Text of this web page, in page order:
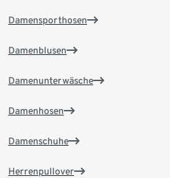
Damensporthosen
Damenblusen
Damenunterwäsche
Damenhosen
Damenschuhe
Herrenpullover